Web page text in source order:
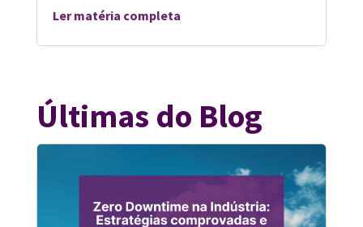
Ler matéria completa
Últimas do Blog